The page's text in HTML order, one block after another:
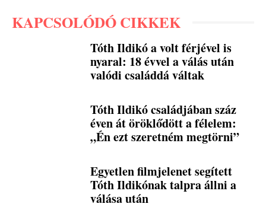
KAPCSOLÓDÓ CIKKEK
Tóth Ildikó a volt férjével is
nyaral: 18 évvel a válás után
valódi családdá váltak
Tóth Ildikó családjában száz
éven át öröklődött a félelem:
„Én ezt szeretném megtörni”
Egyetlen filmjelenet segített
Tóth Ildikónak talpra állni a
válása után